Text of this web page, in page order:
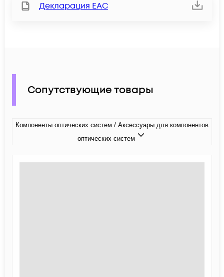
Декларация ЕАС
Сопутствующие товары
Компоненты оптических систем / Аксессуары для компонентов
оптических систем